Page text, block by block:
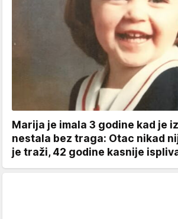
Marija je imala 3 godine kad je
nestala bez traga: Otac nikad
je traži, 42 godine kasnije